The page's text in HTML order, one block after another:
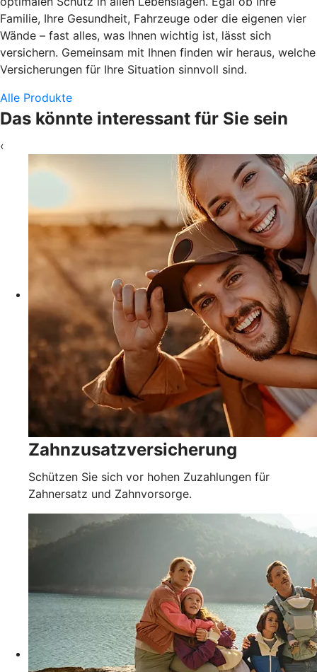
Familie, Ihre Gesundheit, Fahrzeuge oder die eigenen vier
Wände – fast alles, was Ihnen wichtig ist, lässt sich
versichern. Gemeinsam mit Ihnen finden wir heraus, welche
Versicherungen für Ihre Situation sinnvoll sind.
Alle Produkte
Das könnte interessant für Sie sein
‹
Zahnzusatzversicherung
Schützen Sie sich vor hohen Zuzahlungen für
Zahnersatz und Zahnvorsorge.